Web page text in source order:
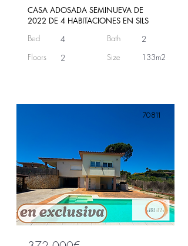
CASA ADOSADA SEMINUEVA DE
2022 DE 4 HABITACIONES EN SILS
Bed
4
Floors
2
Bath
Size
2
133m2
70811